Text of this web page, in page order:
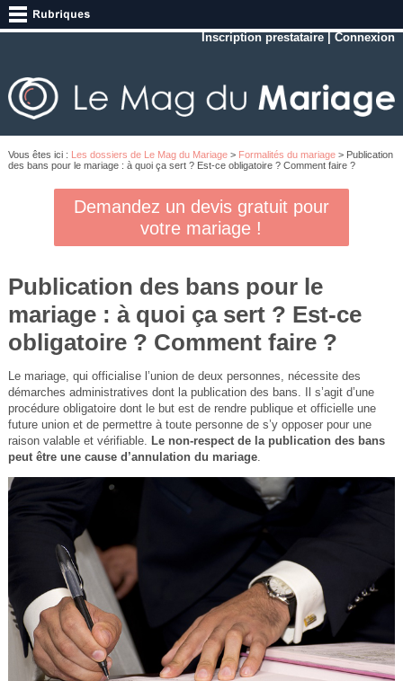
Inscription prestataire |Connexion
Vous êtes ici : Les dossiers de Le Mag du Mariage> Formalités du mariage> Publication
des bans pour le mariage : à quoi ça sert ? Est-ce obligatoire ? Comment faire ?
Demandez un devis gratuit pour
votre mariage !
Publication des bans pour le
mariage : à quoi ça sert ? Est-ce
obligatoire ? Comment faire ?
Le mariage, qui officialise l’union de deux personnes, nécessite des
démarches administratives dont la publication des bans. Il s’agit d’une
procédure obligatoire dont le but est de rendre publique et officielle une
future union et de permettre à toute personne de s’y opposer pour une
raison valable et vérifiable. Le non-respect de la publication des bans
peut être une cause d’annulation du mariage.